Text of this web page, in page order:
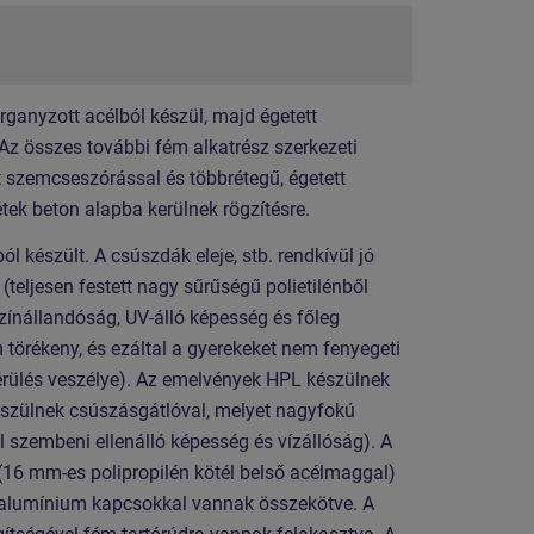
acélból készül, majd égetett
összes további fém alkatrész szerkezeti
és többrétegű, égetett
beton alapba kerülnek rögzítésre.
készült. A csúszdák eleje, stb. rendkívül jó
festett nagy sűrűségű polietilénből
UV-álló képesség és főleg
és ezáltal a gyerekeket nem fenyegeti
veszélye). Az emelvények HPL készülnek
csúszásgátlóval, melyet nagyfokú
ellenálló képesség és vízállóság). A
mm-es polipropilén kötél belső acélmaggal)
kapcsokkal vannak összekötve. A